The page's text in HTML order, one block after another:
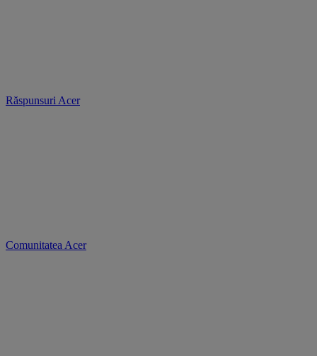
Răspunsuri Acer
Comunitatea Acer